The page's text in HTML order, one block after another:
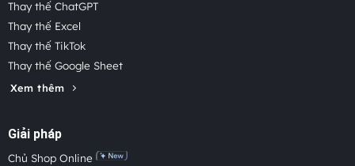
Thay thế ChatGPT
Thay thế Excel
Thay thế TikTok
Thay thế Google Sheet
Xem thêm
Giải pháp
Chủ Shop Online